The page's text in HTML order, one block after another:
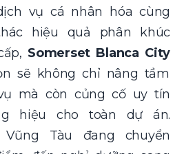
vụ cá nhân hóa cùng
hiệu quả phân khúc
Somerset Blanca City
sẽ không chỉ nâng tầm
mà còn củng cố uy tín
hiệu cho toàn dự án.
Tàu đang chuyển